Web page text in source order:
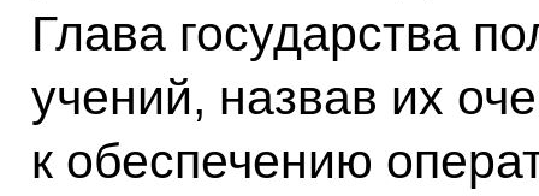
Глава государства
учений, назвав их
к обеспечению